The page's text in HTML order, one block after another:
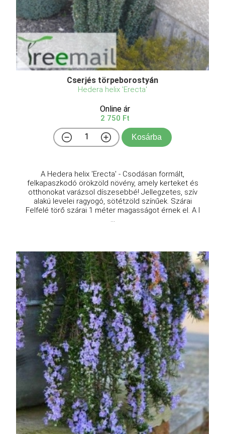
Cserjés törpeborostyán
Hedera helix 'Erecta'
Online ár
2 750 Ft
Kosárba
A Hedera helix 'Erecta' - Csodásan formált,
felkapaszkodó örökzöld növény, amely kerteket és
otthonokat varázsol díszesebbé! Jellegzetes, szív
alakú levelei ragyogó, sötétzöld színűek. Szárai
Felfelé törő szárai 1 méter magasságot érnek el. A l